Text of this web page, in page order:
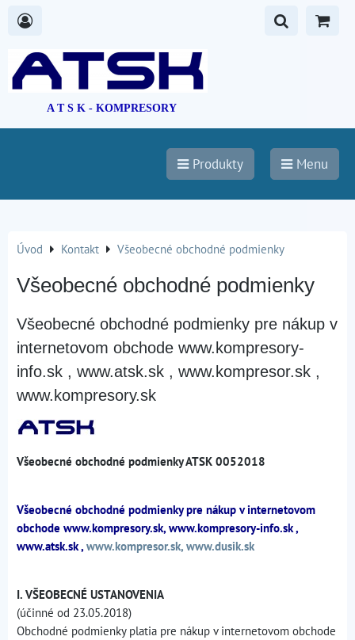
A T S K - KOMPRESORY
Produkty Menu
Úvod Kontakt Všeobecné obchodné podmienky
Všeobecné obchodné podmienky
Všeobecné obchodné podmienky pre nákup v
internetovom obchode www.kompresory-
info.sk , www.atsk.sk , www.kompresor.sk ,
www.kompresory.sk
Všeobecné obchodné podmienky ATSK 0052018
Všeobecné obchodné podmienky pre nákup v internetovom
obchode www.kompresory.sk, www.kompresory-info.sk ,
www.atsk.sk ,www.kompresor.sk, www.dusik.sk
I. VŠEOBECNÉ USTANOVENIA
(účinné od 23.05.2018)
Obchodné podmienky platia pre nákup v internetovom obchode